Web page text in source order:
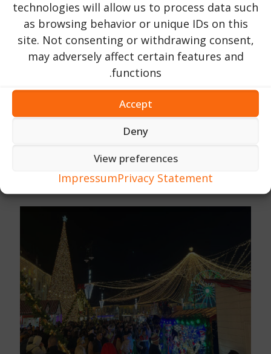
technologies will allow us to process data such
as browsing behavior or unique IDs on this
site. Not consenting or withdrawing consent,
may adversely affect certain features and
functions.
Accept
Deny
View preferences
Privacy Statement
Impressum
עַל 16 אוקטובר 2023
203 קרא עכשיו...